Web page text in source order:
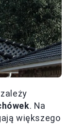
. Na
większego